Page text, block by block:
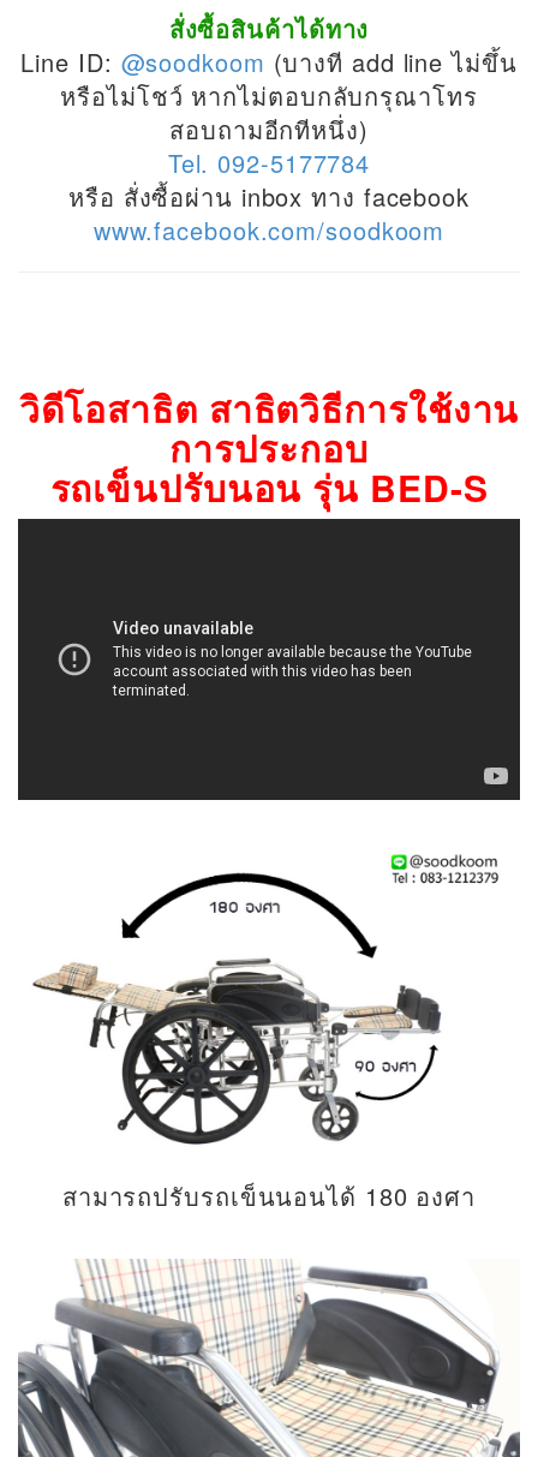
สั่งซื้อสินค้าได้ทาง
Line ID: @soodkoom (บางที add line ไม่ขึ้น
หรือไม่โชว์ หากไม่ตอบกลับกรุณาโทร
สอบถามอีกทีหนึ่ง)
Tel. 092-5177784
หรือ สั่งซื้อผ่าน inbox ทาง facebook
www.facebook.com/soodkoom
วิดีโอสาธิต สาธิตวิธีการใช้งาน
การประกอบ
รถเข็นปรับนอน รุ่น BED-S
สามารถปรับรถเข็นนอนได้ 180 องศา